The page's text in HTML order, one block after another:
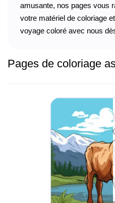
amusante, nos pages vous
votre matériel de coloriage
voyage coloré avec nous
Pages de coloriage